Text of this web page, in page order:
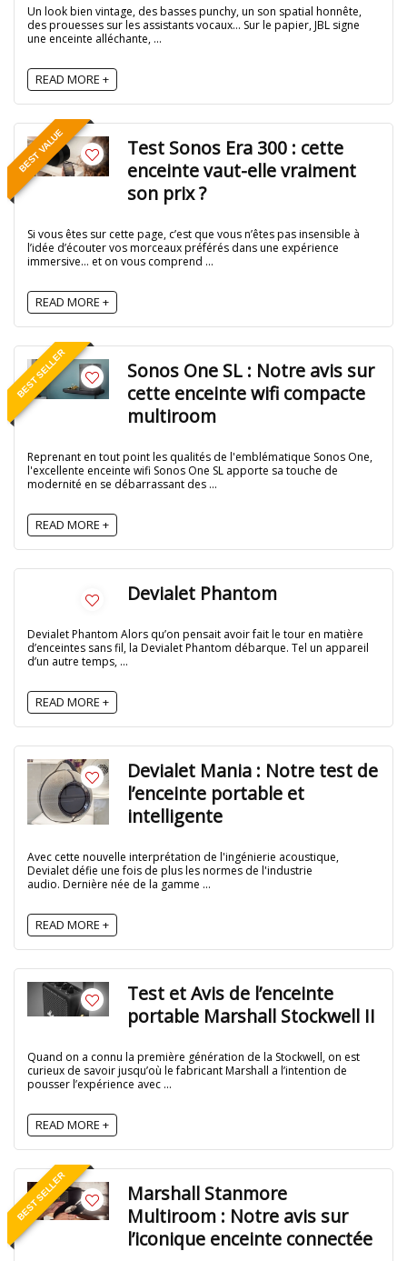
Un look bien vintage, des basses punchy, un son spatial honnête,
des prouesses sur les assistants vocaux… Sur le papier, JBL signe
une enceinte alléchante, ...
READ MORE +
BEST VALUE
Test Sonos Era 300 : cette
enceinte vaut-elle vraiment
son prix ?
Si vous êtes sur cette page, c’est que vous n’êtes pas insensible à
l’idée d’écouter vos morceaux préférés dans une expérience
immersive… et on vous comprend ...
READ MORE +
BEST SELLER
Sonos One SL : Notre avis sur
cette enceinte wifi compacte
multiroom
Reprenant en tout point les qualités de l'emblématique Sonos One,
l'excellente enceinte wifi Sonos One SL apporte sa touche de
modernité en se débarrassant des ...
READ MORE +
Devialet Phantom
Devialet Phantom Alors qu’on pensait avoir fait le tour en matière
d’enceintes sans fil, la Devialet Phantom débarque. Tel un appareil
d’un autre temps, ...
READ MORE +
Devialet Mania : Notre test de
l’enceinte portable et
intelligente
Avec cette nouvelle interprétation de l'ingénierie acoustique,
Devialet défie une fois de plus les normes de l'industrie
audio. Dernière née de la gamme ...
READ MORE +
Test et Avis de l’enceinte
portable Marshall Stockwell II
Quand on a connu la première génération de la Stockwell, on est
curieux de savoir jusqu’où le fabricant Marshall a l’intention de
pousser l’expérience avec ...
READ MORE +
BEST SELLER
Marshall Stanmore
Multiroom : Notre avis sur
l’iconique enceinte connectée